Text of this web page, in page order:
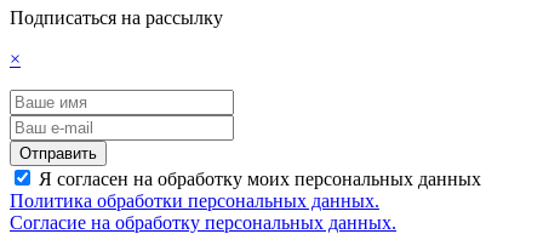
Подписаться на рассылку
×
Отправить
Я согласен на обработку моих персональных данных
Политика обработки персональных данных.
Согласие на обработку персональных данных.